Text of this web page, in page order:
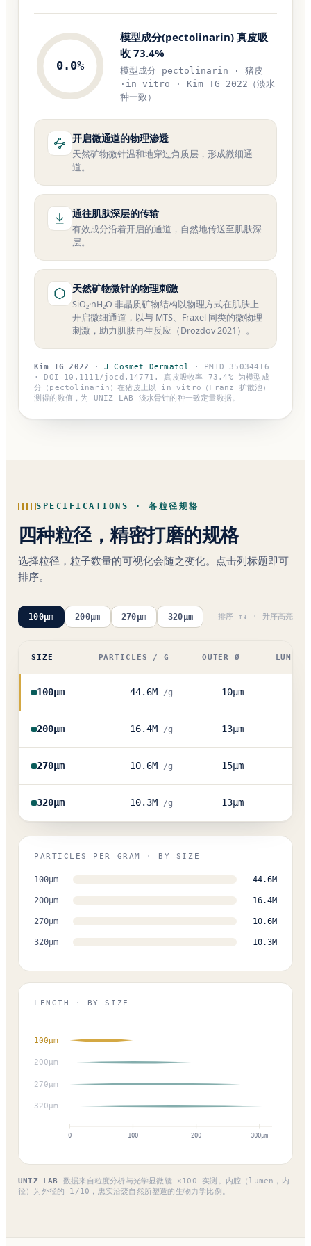
0.0%
模型成分(pectolinarin) 真皮吸
收 73.4%
模型成分 pectolinarin · 猪皮
·in vitro · Kim TG 2022（淡水
种一致）
开启微通道的物理渗透
天然矿物微针温和地穿过角质层，形成微细通
道。
通往肌肤深层的传输
有效成分沿着开启的通道，自然地传送至肌肤深
层。
天然矿物微针的物理刺激
SiO₂·nH₂O 非晶质矿物结构以物理方式在肌肤上
开启微细通道，以与 MTS、Fraxel 同类的微物理
刺激，助力肌肤再生反应（Drozdov 2021）。
Kim TG 2022 · J Cosmet Dermatol
· PMID 35034416
· DOI 10.1111/jocd.14771. 真皮吸收率 73.4% 为模型成
分（pectolinarin）在猪皮上以 in vitro（Franz 扩散池）
测得的数值，为 UNIZ LAB 淡水骨针的种一致定量数据。
SPECIFICATIONS · 各粒径规格
四种粒径，精密打磨的规格
选择粒径，粒子数量的可视化会随之变化。点击列标题即可
排序。
100µm 200µm 270µm 320µm 排序 ↑↓ · 升序高亮
SIZE PARTICLES / G OUTER Ø LUMEN
100µm 44.6M /g 10µm
200µm 16.4M /g 13µm
270µm 10.6M /g 15µm
320µm 10.3M /g 13µm
PARTICLES PER GRAM · BY SIZE
100µm 44.6M
200µm 16.4M
270µm 10.6M
320µm 10.3M
LENGTH · BY SIZE
100µm
200µm
270µm
320µm
0 100 200 300µm
UNIZ LAB
数据来自粒度分析与光学显微镜 ×100 实测。内腔（lumen，内
径）为外径的 1/10，忠实沿袭自然所塑造的生物力学比例。